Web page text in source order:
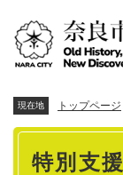
現在地 トップページ
本
特別支